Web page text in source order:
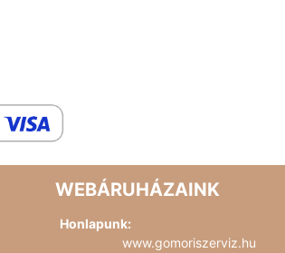
WEBÁRUHÁZAINK
Honlapunk:
www.gomoriszerviz.hu